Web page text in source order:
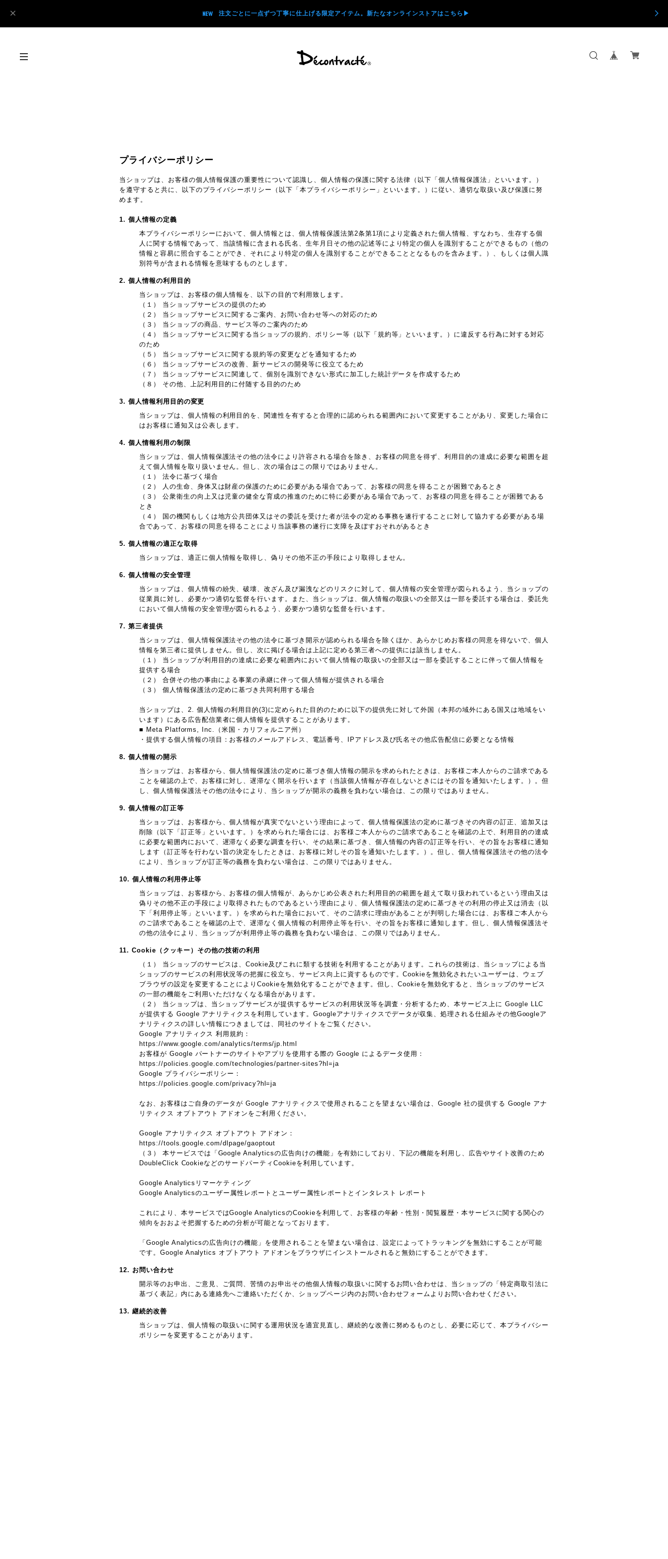
注文ごとに一点ずつ丁寧に仕上げる限定アイテム。新たなオンラインストアはこちら▶︎
プライバシーポリシー
当ショップは、お客様の個人情報保護の重要性について認識し、個人情報の保護に関する法律（以下「個人情報保護法」といいます。）
を遵守すると共に、以下のプライバシーポリシー（以下「本プライバシーポリシー」といいます。）に従い、適切な取扱い及び保護に努
めます。
1. 個人情報の定義
本プライバシーポリシーにおいて、個人情報とは、個人情報保護法第2条第1項により定義された個人情報、すなわち、生存する個
人に関する情報であって、当該情報に含まれる氏名、生年月日その他の記述等により特定の個人を識別することができるもの（他の
情報と容易に照合することができ、それにより特定の個人を識別することができることとなるものを含みます。）、もしくは個人識
別符号が含まれる情報を意味するものとします。
2. 個人情報の利用目的
当ショップは、お客様の個人情報を、以下の目的で利用致します。
（１） 当ショップサービスの提供のため
（２） 当ショップサービスに関するご案内、お問い合わせ等への対応のため
（３） 当ショップの商品、サービス等のご案内のため
（４） 当ショップサービスに関する当ショップの規約、ポリシー等（以下「規約等」といいます。）に違反する行為に対する対応
のため
（５） 当ショップサービスに関する規約等の変更などを通知するため
（６） 当ショップサービスの改善、新サービスの開発等に役立てるため
（７） 当ショップサービスに関連して、個別を識別できない形式に加工した統計データを作成するため
（８） その他、上記利用目的に付随する目的のため
3. 個人情報利用目的の変更
当ショップは、個人情報の利用目的を、関連性を有すると合理的に認められる範囲内において変更することがあり、変更した場合に
はお客様に通知又は公表します。
4. 個人情報利用の制限
当ショップは、個人情報保護法その他の法令により許容される場合を除き、お客様の同意を得ず、利用目的の達成に必要な範囲を超
えて個人情報を取り扱いません。但し、次の場合はこの限りではありません。
（１） 法令に基づく場合
（２） 人の生命、身体又は財産の保護のために必要がある場合であって、お客様の同意を得ることが困難であるとき
（３） 公衆衛生の向上又は児童の健全な育成の推進のために特に必要がある場合であって、お客様の同意を得ることが困難である
とき
（４） 国の機関もしくは地方公共団体又はその委託を受けた者が法令の定める事務を遂行することに対して協力する必要がある場
合であって、お客様の同意を得ることにより当該事務の遂行に支障を及ぼすおそれがあるとき
5. 個人情報の適正な取得
当ショップは、適正に個人情報を取得し、偽りその他不正の手段により取得しません。
6. 個人情報の安全管理
当ショップは、個人情報の紛失、破壊、改ざん及び漏洩などのリスクに対して、個人情報の安全管理が図られるよう、当ショップの
従業員に対し、必要かつ適切な監督を行います。また、当ショップは、個人情報の取扱いの全部又は一部を委託する場合は、委託先
において個人情報の安全管理が図られるよう、必要かつ適切な監督を行います。
7. 第三者提供
当ショップは、個人情報保護法その他の法令に基づき開示が認められる場合を除くほか、あらかじめお客様の同意を得ないで、個人
情報を第三者に提供しません。但し、次に掲げる場合は上記に定める第三者への提供には該当しません。
（１） 当ショップが利用目的の達成に必要な範囲内において個人情報の取扱いの全部又は一部を委託することに伴って個人情報を
提供する場合
（２） 合併その他の事由による事業の承継に伴って個人情報が提供される場合
（３） 個人情報保護法の定めに基づき共同利用する場合
当ショップは、2. 個人情報の利用目的(3)に定められた目的のために以下の提供先に対して外国（本邦の域外にある国又は地域をい
います）にある広告配信業者に個人情報を提供することがあります。
■ Meta Platforms, Inc.（米国・カリフォルニア州）
・提供する個人情報の項目：お客様のメールアドレス、電話番号、IPアドレス及び氏名その他広告配信に必要となる情報
8. 個人情報の開示
当ショップは、お客様から、個人情報保護法の定めに基づき個人情報の開示を求められたときは、お客様ご本人からのご請求である
ことを確認の上で、お客様に対し、遅滞なく開示を行います（当該個人情報が存在しないときにはその旨を通知いたします。）。但
し、個人情報保護法その他の法令により、当ショップが開示の義務を負わない場合は、この限りではありません。
9. 個人情報の訂正等
当ショップは、お客様から、個人情報が真実でないという理由によって、個人情報保護法の定めに基づきその内容の訂正、追加又は
削除（以下「訂正等」といいます。）を求められた場合には、お客様ご本人からのご請求であることを確認の上で、利用目的の達成
に必要な範囲内において、遅滞なく必要な調査を行い、その結果に基づき、個人情報の内容の訂正等を行い、その旨をお客様に通知
します（訂正等を行わない旨の決定をしたときは、お客様に対しその旨を通知いたします。）。但し、個人情報保護法その他の法令
により、当ショップが訂正等の義務を負わない場合は、この限りではありません。
10. 個人情報の利用停止等
当ショップは、お客様から、お客様の個人情報が、あらかじめ公表された利用目的の範囲を超えて取り扱われているという理由又は
偽りその他不正の手段により取得されたものであるという理由により、個人情報保護法の定めに基づきその利用の停止又は消去（以
下「利用停止等」といいます。）を求められた場合において、そのご請求に理由があることが判明した場合には、お客様ご本人から
のご請求であることを確認の上で、遅滞なく個人情報の利用停止等を行い、その旨をお客様に通知します。但し、個人情報保護法そ
の他の法令により、当ショップが利用停止等の義務を負わない場合は、この限りではありません。
11. Cookie（クッキー）その他の技術の利用
（１） 当ショップのサービスは、Cookie及びこれに類する技術を利用することがあります。これらの技術は、当ショップによる当
ショップのサービスの利用状況等の把握に役立ち、サービス向上に資するものです。Cookieを無効化されたいユーザーは、ウェブ
ブラウザの設定を変更することによりCookieを無効化することができます。但し、Cookieを無効化すると、当ショップのサービス
の一部の機能をご利用いただけなくなる場合があります。
（２） 当ショップは、当ショップサービスが提供するサービスの利用状況等を調査・分析するため、本サービス上に Google LLC
が提供する Google アナリティクスを利用しています。Googleアナリティクスでデータが収集、処理される仕組みその他Googleア
ナリティクスの詳しい情報につきましては、同社のサイトをご覧ください。
Google アナリティクス 利用規約：
https://www.google.com/analytics/terms/jp.html
お客様が Google パートナーのサイトやアプリを使用する際の Google によるデータ使用：
https://policies.google.com/technologies/partner-sites?hl=ja
Google プライバシーポリシー：
https://policies.google.com/privacy?hl=ja
なお、お客様はご自身のデータが Google アナリティクスで使用されることを望まない場合は、Google 社の提供する Google アナ
リティクス オプトアウト アドオンをご利用ください。
Google アナリティクス オプトアウト アドオン：
https://tools.google.com/dlpage/gaoptout
（３） 本サービスでは「Google Analyticsの広告向けの機能」を有効にしており、下記の機能を利用し、広告やサイト改善のため
DoubleClick CookieなどのサードパーティCookieを利用しています。
Google Analyticsリマーケティング
Google Analyticsのユーザー属性レポートとユーザー属性レポートとインタレスト レポート
これにより、本サービスではGoogle AnalyticsのCookieを利用して、お客様の年齢・性別・閲覧履歴・本サービスに関する関心の
傾向をおおよそ把握するための分析が可能となっております。
「Google Analyticsの広告向けの機能」を使用されることを望まない場合は、設定によってトラッキングを無効にすることが可能
です。Google Analytics オプトアウト アドオンをブラウザにインストールされると無効にすることができます。
12. お問い合わせ
開示等のお申出、ご意見、ご質問、苦情のお申出その他個人情報の取扱いに関するお問い合わせは、当ショップの「特定商取引法に
基づく表記」内にある連絡先へご連絡いただくか、ショップページ内のお問い合わせフォームよりお問い合わせください。
13. 継続的改善
当ショップは、個人情報の取扱いに関する運用状況を適宜見直し、継続的な改善に努めるものとし、必要に応じて、本プライバシー
ポリシーを変更することがあります。